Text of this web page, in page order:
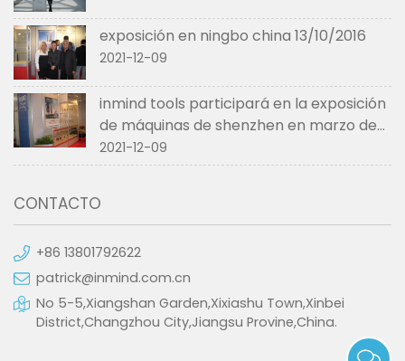
exposición en ningbo china 13/10/2016
2021-12-09
inmind tools participará en la exposición
de máquinas de shenzhen en marzo de
2017.
2021-12-09
CONTACTO
+86 13801792622
patrick@inmind.com.cn
No 5-5,Xiangshan Garden,Xixiashu Town,Xinbei
District,Changzhou City,Jiangsu Provine,China.